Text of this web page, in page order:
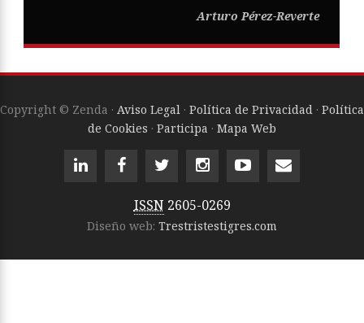
Arturo Pérez-Reverte
Copyright © Zenda · Aviso Legal · Política de Privacidad · Política
de Cookies · Participa · Mapa Web
ISSN 2605-0269
Diseño web: Trestristestigres.com